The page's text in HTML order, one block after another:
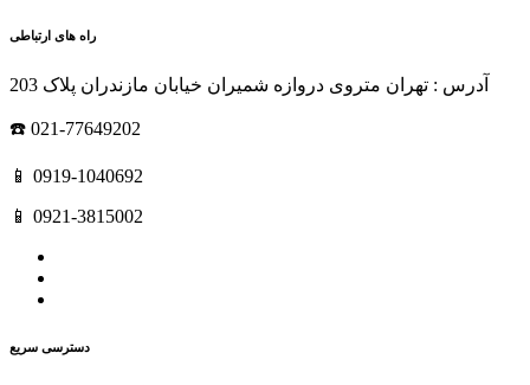
راه های ارتباطی
آدرس : تهران متروی دروازه شمیران خیابان مازندران پلاک 203
☎️ 021-77649202
📱 0919-1040692
📱 0921-3815002
دسترسی سریع